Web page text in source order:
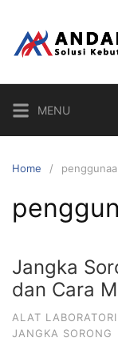
content
MENU
Home
Jangka
dan Cara
ALAT
JANGKA SORONG